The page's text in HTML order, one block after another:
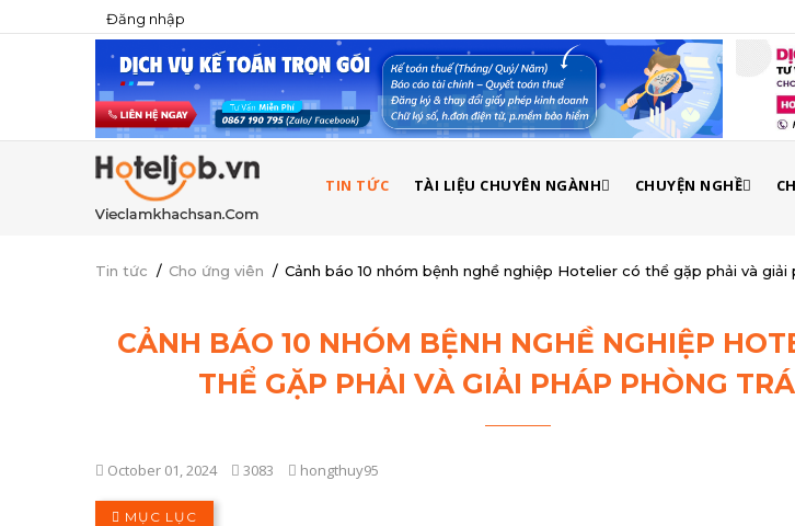
USER
ACCOUNT
MENU
Đăng nhập
NAVIGATION
TIN TỨC TÀI LIỆU CHUYÊN NGÀNH CHUYỆN NGHỀ
Tin tức / Cho ứng viên / Cảnh báo 10 nhóm bệnh nghề nghiệp Hotelier có thể gặp phải và giải
CẢNH BÁO 10 NHÓM BỆNH NGHỀ NGHIỆP
THỂ GẶP PHẢI VÀ GIẢI PHÁP PHÒNG
October 01, 2024 3083 hongthuy95
MỤC LỤC